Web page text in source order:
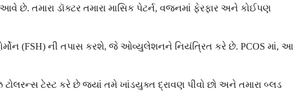
છે. તમારા ડૉક્ટર તમારા માસિક પેટર્ન, વજનમાં ફેરફાર અને કોઈપણ
(FSH) ની તપાસ કરશે, જે ઓવ્યુલેશનને નિયંત્રિત કરે છે. PCOS માં, આ
ટેસ્ટ કરે છે જ્યાં તમે ખાંડયુક્ત દ્રાવણ પીવો છો અને તમારા બ્લડ